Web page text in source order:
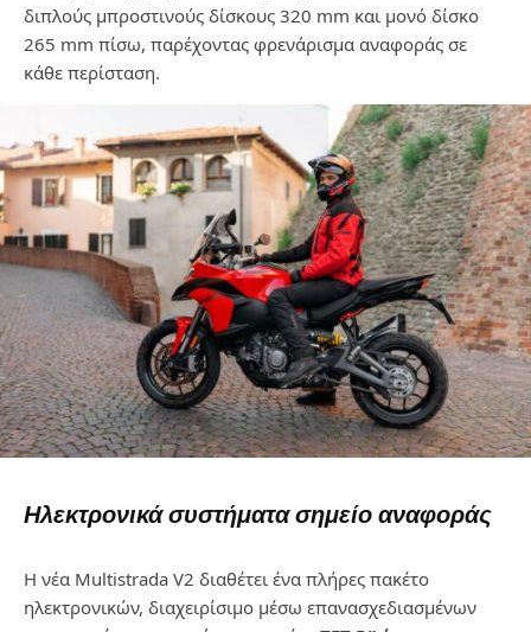
διπλούς μπροστινούς δίσκους 320 mm και μονό δίσκο
265 mm πίσω, παρέχοντας φρενάρισμα αναφοράς σε
κάθε περίσταση.
Ηλεκτρονικά συστήματα σημείο αναφοράς
Η νέα Multistrada V2 διαθέτει ένα πλήρες πακέτο
ηλεκτρονικών, διαχειρίσιμο μέσω επανασχεδιασμένων